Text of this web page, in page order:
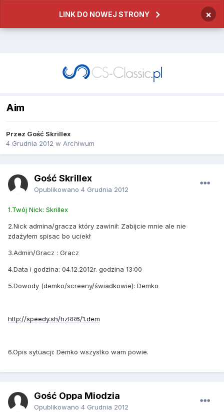
LINK DO NOWEJ STRONY ×
Aim
Przez Gość Skrillex
4 Grudnia 2012 w Archiwum
Gość Skrillex
Opublikowano 4 Grudnia 2012
1.Twój Nick: Skrillex
2.Nick admina/gracza który zawinił: Zabijcie mnie ale nie
zdażyłem spisac bo uciekł
3.Admin/Gracz : Gracz
4.Data i godzina: 04.12.2012r. godzina 13:00
5.Dowody (demko/screeny/świadkowie): Demko
http://speedy.sh/hzRR6/1.dem
6.Opis sytuacji: Demko wszystko wam powie.
Gość Oppa Miodzia
Opublikowano 4 Grudnia 2012